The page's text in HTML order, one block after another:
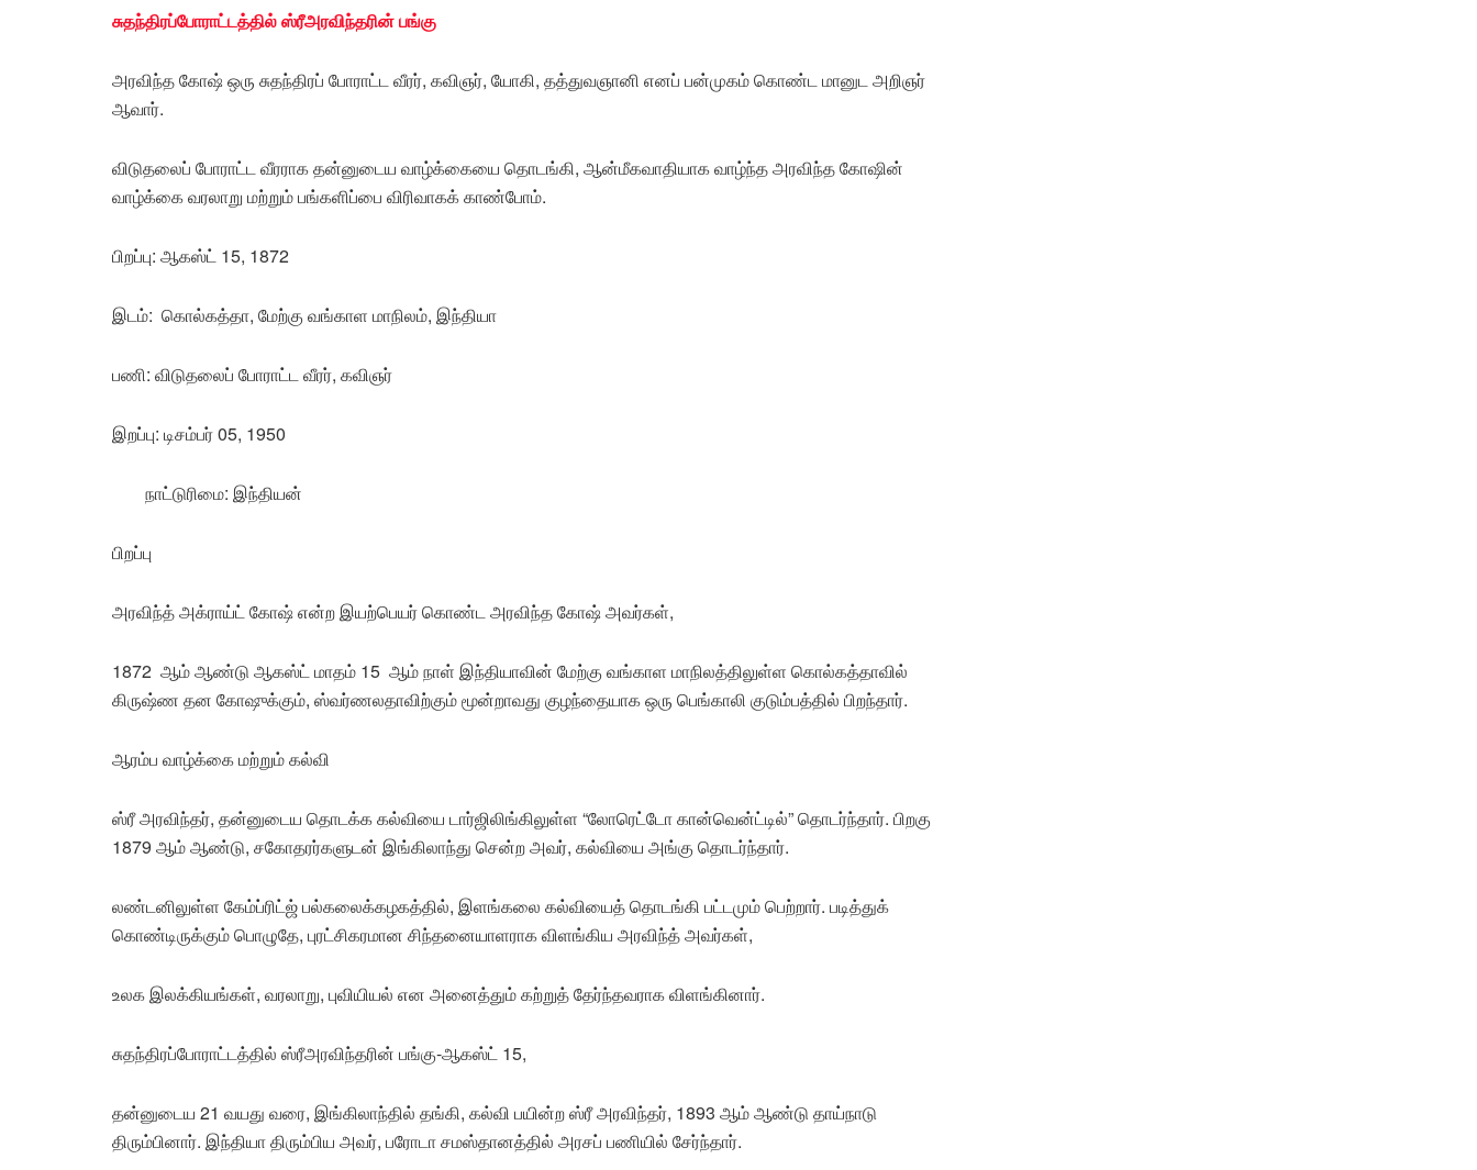
சுதந்திரப்போராட்டத்தில் ஸ்ரீஅரவிந்தரின் பங்கு
அரவிந்த கோஷ் ஒரு சுதந்திரப் போராட்ட வீரர், கவிஞர், யோகி, தத்துவஞானி எனப் பன்முகம் கொண்ட மானுட அறிஞர்
ஆவார்.
விடுதலைப் போராட்ட வீரராக தன்னுடைய வாழ்க்கையை தொடங்கி, ஆன்மீகவாதியாக வாழ்ந்த அரவிந்த கோஷின்
வாழ்க்கை வரலாறு மற்றும் பங்களிப்பை விரிவாகக் காண்போம்.
பிறப்பு: ஆகஸ்ட் 15, 1872
இடம்: கொல்கத்தா, மேற்கு வங்காள மாநிலம், இந்தியா
பணி: விடுதலைப் போராட்ட வீரர், கவிஞர்
இறப்பு: டிசம்பர் 05, 1950
நாட்டுரிமை: இந்தியன்
பிறப்பு
அரவிந்த் அக்ராய்ட் கோஷ் என்ற இயற்பெயர் கொண்ட அரவிந்த கோஷ் அவர்கள்,
1872 ஆம் ஆண்டு ஆகஸ்ட் மாதம் 15 ஆம் நாள் இந்தியாவின் மேற்கு வங்காள மாநிலத்திலுள்ள கொல்கத்தாவில்
கிருஷ்ண தன கோஷுக்கும், ஸ்வர்ணலதாவிற்கும் மூன்றாவது குழந்தையாக ஒரு பெங்காலி குடும்பத்தில் பிறந்தார்.
ஆரம்ப வாழ்க்கை மற்றும் கல்வி
ஸ்ரீ அரவிந்தர், தன்னுடைய தொடக்க கல்வியை டார்ஜிலிங்கிலுள்ள “லோரெட்டோ கான்வென்ட்டில்” தொடர்ந்தார். பிறகு
1879 ஆம் ஆண்டு, சகோதரர்களுடன் இங்கிலாந்து சென்ற அவர், கல்வியை அங்கு தொடர்ந்தார்.
லண்டனிலுள்ள கேம்ப்ரிட்ஜ் பல்கலைக்கழகத்தில், இளங்கலை கல்வியைத் தொடங்கி பட்டமும் பெற்றார். படித்துக்
கொண்டிருக்கும் பொழுதே, புரட்சிகரமான சிந்தனையாளராக விளங்கிய அரவிந்த் அவர்கள்,
உலக இலக்கியங்கள், வரலாறு, புவியியல் என அனைத்தும் கற்றுத் தேர்ந்தவராக விளங்கினார்.
சுதந்திரப்போராட்டத்தில் ஸ்ரீஅரவிந்தரின் பங்கு-ஆகஸ்ட் 15,
தன்னுடைய 21 வயது வரை, இங்கிலாந்தில் தங்கி, கல்வி பயின்ற ஸ்ரீ அரவிந்தர், 1893 ஆம் ஆண்டு தாய்நாடு
திரும்பினார். இந்தியா திரும்பிய அவர், பரோடா சமஸ்தானத்தில் அரசப் பணியில் சேர்ந்தார்.